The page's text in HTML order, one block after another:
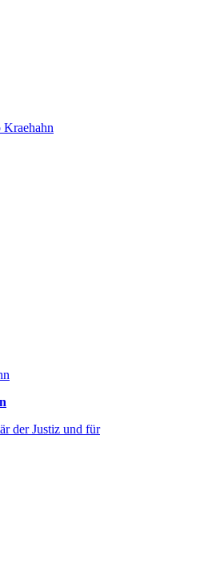
der Justiz und für